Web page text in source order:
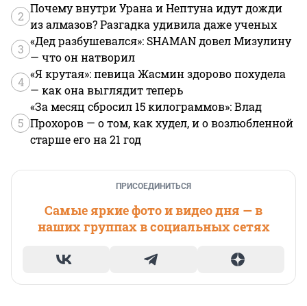
2
Почему внутри Урана и Нептуна идут дожди
из алмазов? Разгадка удивила даже ученых
3
«Дед разбушевался»: SHAMAN довел Мизулину
— что он натворил
4
«Я крутая»: певица Жасмин здорово похудела
— как она выглядит теперь
5
«За месяц сбросил 15 килограммов»: Влад
Прохоров — о том, как худел, и о возлюбленной
старше его на 21 год
ПРИСОЕДИНИТЬСЯ
Самые яркие фото и видео дня — в
наших группах в социальных сетях